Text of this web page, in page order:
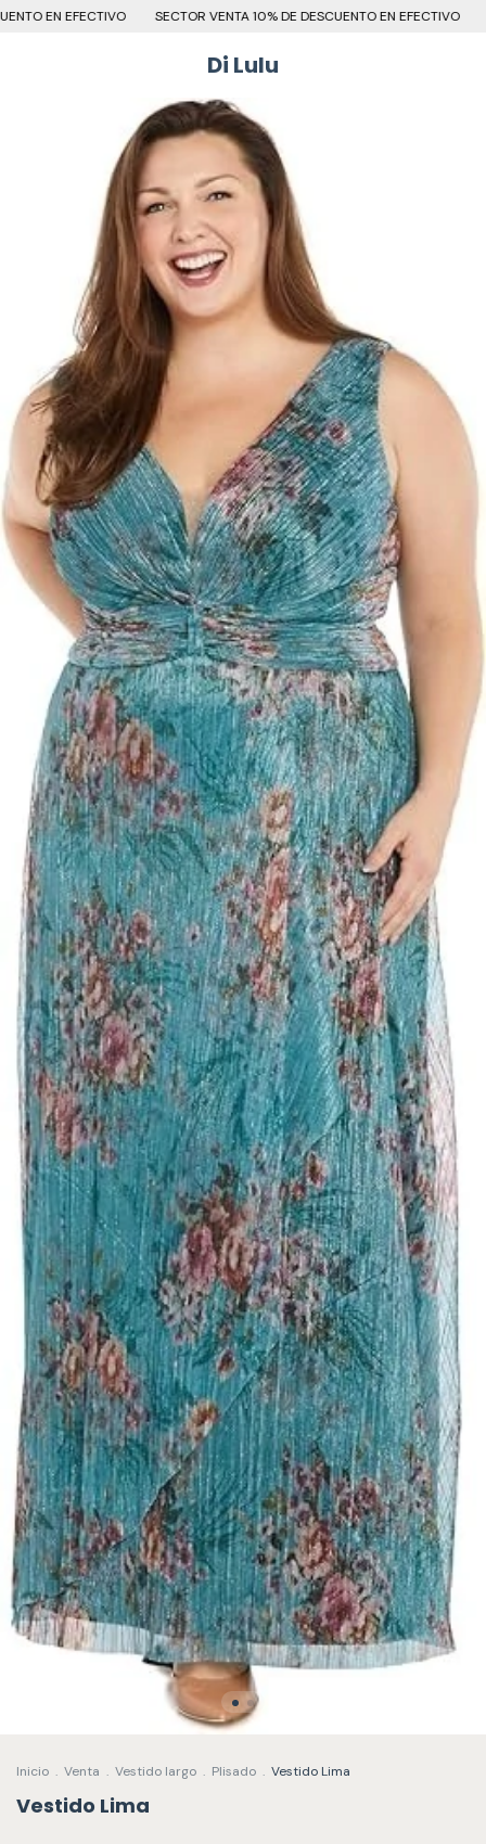
SECTOR VENTA 10% DE DESCUENTO EN EFECTIVO SECTOR
Di Lulu
Inicio . Venta . Vestido largo . Plisado . Vestido Lima
Vestido Lima